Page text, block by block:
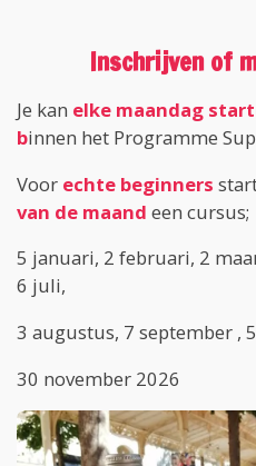
Inschrijven of
Je kan elke maandag
binnen het Programme
Voor echte beginners
van de maand een cursus;
5 januari, 2 februari, 2
6 juli,
3 augustus, 7 september ,
30 november 2026